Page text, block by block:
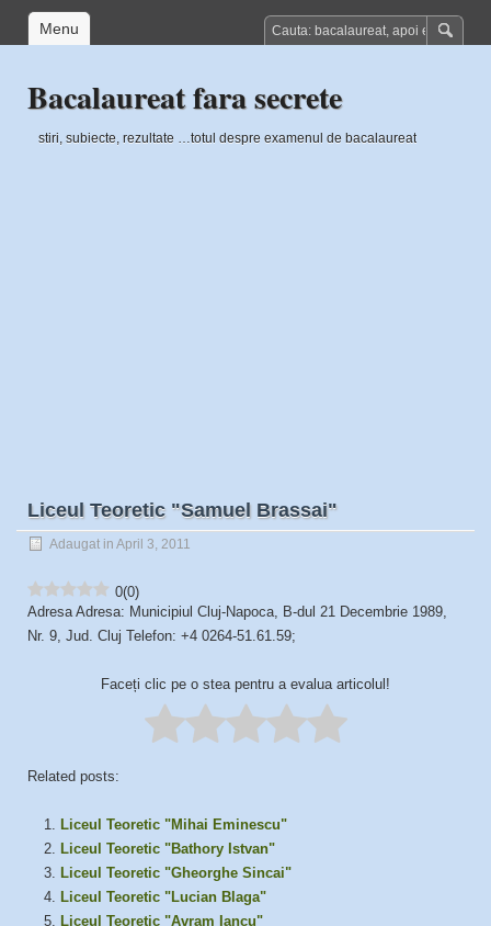
Menu
Bacalaureat fara secrete
stiri, subiecte, rezultate …totul despre examenul de bacalaureat
Liceul Teoretic "Samuel Brassai"
Adaugat in April 3, 2011
0(0)
Adresa Adresa: Municipiul Cluj-Napoca, B-dul 21 Decembrie 1989,
Nr. 9, Jud. Cluj Telefon: +4 0264-51.61.59;
Faceți clic pe o stea pentru a evalua articolul!
Related posts:
Liceul Teoretic "Mihai Eminescu"
Liceul Teoretic "Bathory Istvan"
Liceul Teoretic "Gheorghe Sincai"
Liceul Teoretic "Lucian Blaga"
Liceul Teoretic "Avram Iancu"